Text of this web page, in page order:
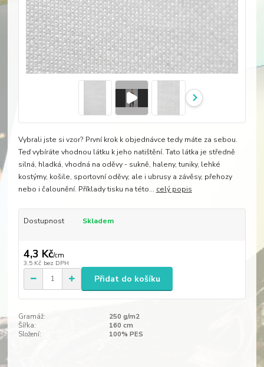
Vybrali jste si vzor? První krok k objednávce tedy máte za sebou.
Teď vybíráte vhodnou látku k jeho natištění. Tato látka je středně
silná, hladká, vhodná na oděvy - sukně, haleny, tuniky, lehké
kostýmy, košile, sportovní oděvy, ale i ubrusy a závěsy, přehozy
nebo i čalounění. Příklady tisku na této... celý popis
Dostupnost Skladem
4,3 Kč/cm
3,5 Kč bez DPH
Přidat do košíku
Gramáž:
250 g/m2
Šířka:
160 cm
Složení:
100% PES